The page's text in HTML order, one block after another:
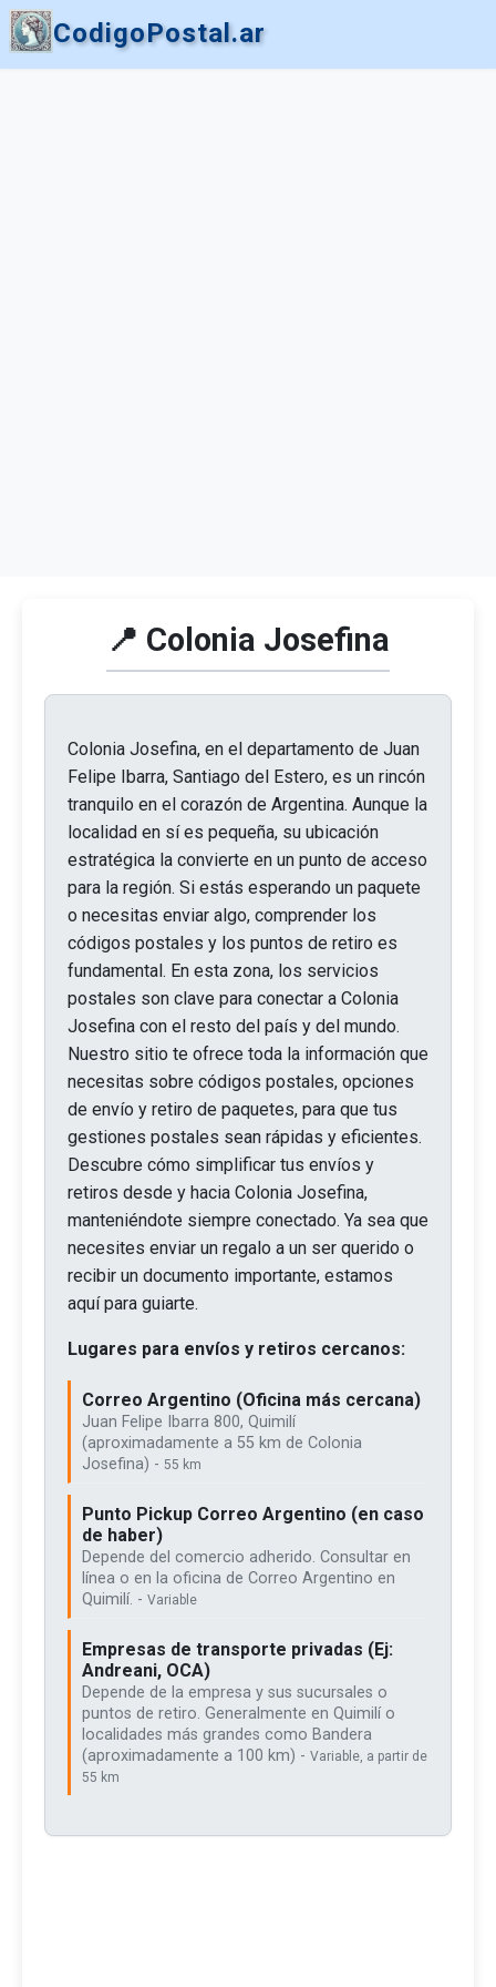
CodigoPostal.ar
📍 Colonia Josefina
Colonia Josefina, en el departamento de Juan
Felipe Ibarra, Santiago del Estero, es un rincón
tranquilo en el corazón de Argentina. Aunque la
localidad en sí es pequeña, su ubicación
estratégica la convierte en un punto de acceso
para la región. Si estás esperando un paquete
o necesitas enviar algo, comprender los
códigos postales y los puntos de retiro es
fundamental. En esta zona, los servicios
postales son clave para conectar a Colonia
Josefina con el resto del país y del mundo.
Nuestro sitio te ofrece toda la información que
necesitas sobre códigos postales, opciones
de envío y retiro de paquetes, para que tus
gestiones postales sean rápidas y eficientes.
Descubre cómo simplificar tus envíos y
retiros desde y hacia Colonia Josefina,
manteniéndote siempre conectado. Ya sea que
necesites enviar un regalo a un ser querido o
recibir un documento importante, estamos
aquí para guiarte.
Lugares para envíos y retiros cercanos:
Correo Argentino (Oficina más cercana)
Juan Felipe Ibarra 800, Quimilí
(aproximadamente a 55 km de Colonia
Josefina) - 55 km
Punto Pickup Correo Argentino (en caso
de haber)
Depende del comercio adherido. Consultar en
línea o en la oficina de Correo Argentino en
Quimilí. - Variable
Empresas de transporte privadas (Ej:
Andreani, OCA)
Depende de la empresa y sus sucursales o
puntos de retiro. Generalmente en Quimilí o
localidades más grandes como Bandera
(aproximadamente a 100 km) - Variable, a partir de
55 km